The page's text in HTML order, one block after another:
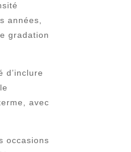
années,
gradation
d’inclure
avec
occasions